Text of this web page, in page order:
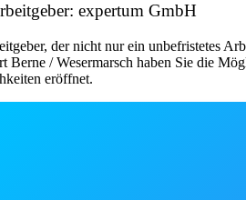
expertum GmbH
der nicht nur ein unbefristetes
/ Wesermarsch haben Sie die
eröffnet.